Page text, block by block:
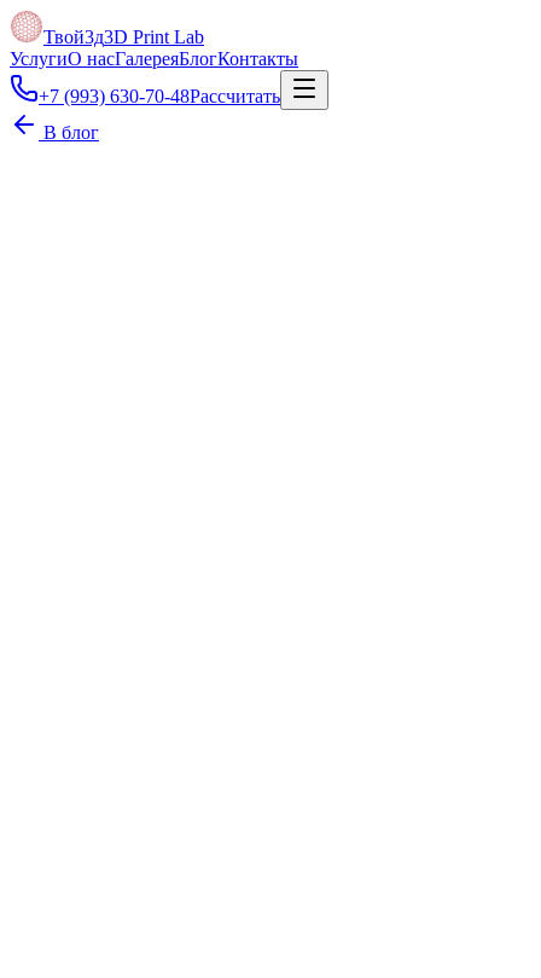
Твой3д3D Print Lab
УслугиО насГалереяБлогКонтакты
+7 (993) 630-70-48Рассчитать
В блог